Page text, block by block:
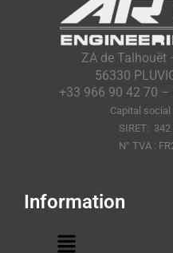
ZA de Talhouët
56330
+33 966 90 42 70
Capital social
SIRET: 342
N° TVA :
Information